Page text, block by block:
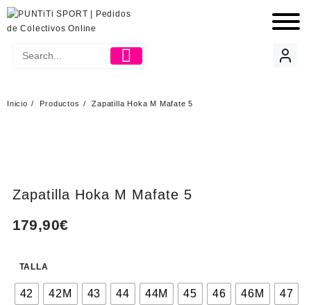
Inicio Productos Zapatilla Hoka M Mafate 5
Zapatilla Hoka M Mafate 5
179,90€
TALLA
42 42M 43 44 44M 45 46 46M 47